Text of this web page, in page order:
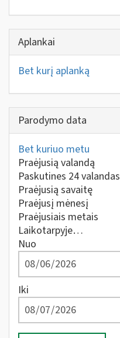
Aplankai
Bet kurį aplanką
Parodymo data
Bet kuriuo metu
Praėjusią valandą
Paskutines 24 valandas
Praėjusią savaitę
Praėjusį mėnesį
Praėjusiais metais
Laikotarpyje…
Nuo
Iki